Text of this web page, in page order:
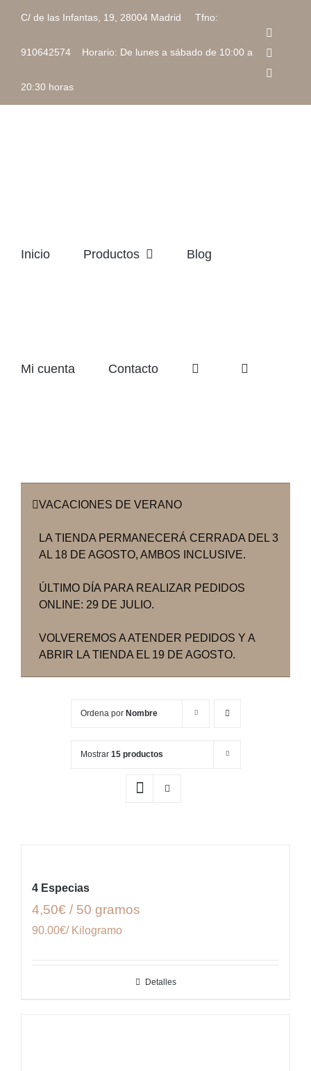
contenido
C/ de las Infantas, 19, 28004 Madrid Tfno:
910642574 Horario: De lunes a sábado de 10:00 a
20:30 horas
Inicio Productos Blog
Mi cuenta Contacto
VACACIONES DE VERANO
LA TIENDA PERMANECERÁ CERRADA DEL 3
AL 18 DE AGOSTO, AMBOS INCLUSIVE.
ÚLTIMO DÍA PARA REALIZAR PEDIDOS
ONLINE: 29 DE JULIO.
VOLVEREMOS A ATENDER PEDIDOS Y A
ABRIR LA TIENDA EL 19 DE AGOSTO.
Ordena por Nombre
Mostrar 15 productos
4 Especias
4,50€ / 50 gramos
90.00€/ Kilogramo
Detalles